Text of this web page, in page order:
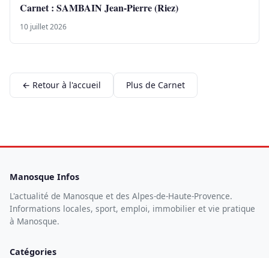
Carnet : SAMBAIN Jean-Pierre (Riez)
10 juillet 2026
← Retour à l'accueil Plus de Carnet
Manosque Infos
L'actualité de Manosque et des Alpes-de-Haute-Provence.
Informations locales, sport, emploi, immobilier et vie pratique
à Manosque.
Catégories